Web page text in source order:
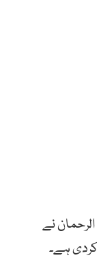
الرحمان نے
ہے۔